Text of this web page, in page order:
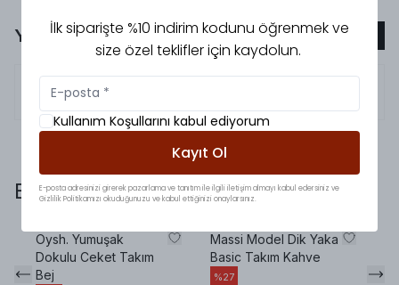
Yorumlar Yorum Ekle
5.0
Bunlara da baktınız mı?
Oysh. Yumuşak
Dokulu Ceket Takım
Bej
Massi Model Dik Yaka
Basic Takım Kahve
%27
İlk siparişte %10 indirim kodunu öğrenmek ve
size özel teklifler için kaydolun.
Kullanım Koşullarını kabul ediyorum
Kayıt Ol
E-posta adresinizi girerek pazarlama ve tanıtım ile ilgili iletişim almayı kabul edersiniz ve
Gizlilik Politikamızı okuduğunuzu ve kabul ettiğinizi onaylarsınız.